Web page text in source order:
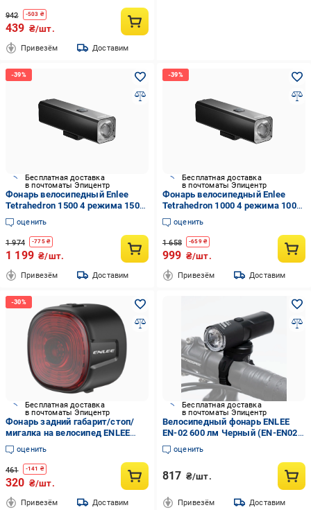
942 -503 ₴
439 ₴/шт.
Привезём Доставим
Бесплатная доставка
в почтоматы Эпицентр
Фонарь велосипедный Enlee
Tetrahedron 1500 4 режима 1500
люменов Cree XPG Черный (EN-
WF-001-3518UA)
оценить
1 974 -775₴
1 199 ₴/шт.
Привезём Доставим
Бесплатная доставка
в почтоматы Эпицентр
Фонарь велосипедный Enlee
Tetrahedron 1000 4 режима 1000
люменов Cree XPG Черный (EN-
WF-001-3517UA)
оценить
1 658 -659₴
999 ₴/шт.
Привезём Доставим
Бесплатная доставка
в почтоматы Эпицентр
Фонарь задний габарит/стоп/
мигалка на велосипед ENLEE
EN093 Черный (EN-EN09-6733)
оценить
461 -141 ₴
320 ₴/шт.
Привезём Доставим
Бесплатная доставка
в почтоматы Эпицентр
Велосипедный фонарь ENLEE
EN-02 600 лм Черный (EN-EN02-
6727)
оценить
817 ₴/шт.
Привезём Доставим